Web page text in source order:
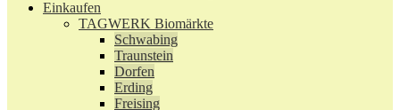
Einkaufen
TAGWERK Biomärkte
Schwabing
Traunstein
Dorfen
Erding
Freising